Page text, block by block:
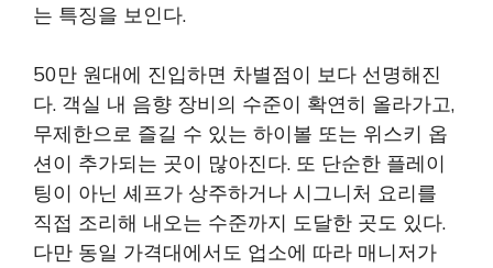
는 특징을 보인다.
50만 원대에 진입하면 차별점이 보다 선명해진
다. 객실 내 음향 장비의 수준이 확연히 올라가고,
무제한으로 즐길 수 있는 하이볼 또는 위스키 옵
션이 추가되는 곳이 많아진다. 또 단순한 플레이
팅이 아닌 셰프가 상주하거나 시그니처 요리를
직접 조리해 내오는 수준까지 도달한 곳도 있다.
다만 동일 가격대에서도 업소에 따라 매니저가